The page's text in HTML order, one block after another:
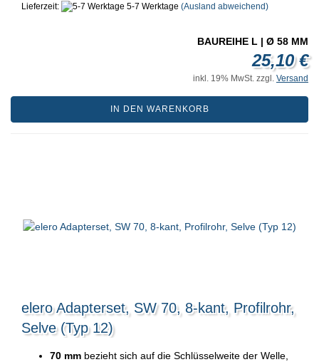
Lieferzeit:
5-7 Werktage (Ausland abweichend)
BAUREIHE L | Ø 58 MM
25,10 €
inkl. 19% MwSt. zzgl. Versand
IN DEN WARENKORB
elero Adapterset, SW 70, 8-kant, Profilrohr,
Selve (Typ 12)
70 mm bezieht sich auf die Schlüsselweite der Welle,